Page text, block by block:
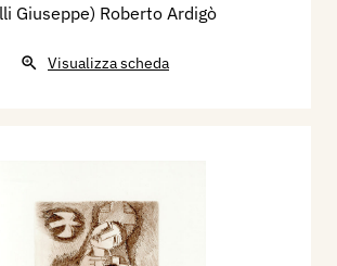
Giuseppe) Roberto Ardigò
Visualizza scheda